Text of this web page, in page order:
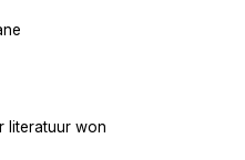
literatuur won